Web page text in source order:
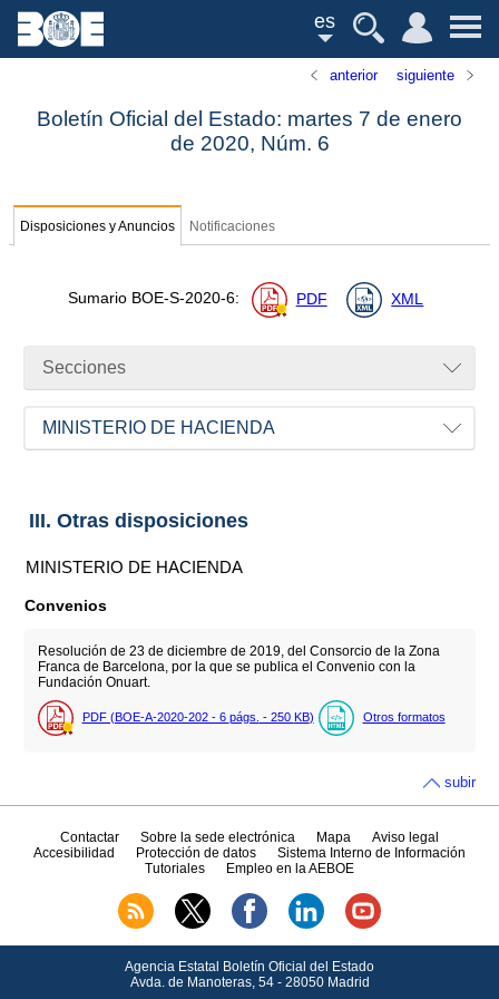
es
anterior siguiente
Boletín Oficial del Estado: martes 7 de enero
de 2020, Núm. 6
Disposiciones y Anuncios Notificaciones
Sumario BOE-S-2020-6: PDF XML
Secciones
MINISTERIO DE HACIENDA
III. Otras disposiciones
MINISTERIO DE HACIENDA
Convenios
Resolución de 23 de diciembre de 2019, del Consorcio de la Zona
Franca de Barcelona, por la que se publica el Convenio con la
Fundación Onuart.
PDF (BOE-A-2020-202 - 6 págs. - 250 KB) Otros formatos
subir
Contactar Sobre la sede electrónica Mapa
Aviso legal
Accesibilidad
Protección de datos
Sistema Interno de Información
Tutoriales
Empleo en la AEBOE
Agencia Estatal Boletín Oficial del Estado
Avda. de Manoteras, 54 - 28050 Madrid